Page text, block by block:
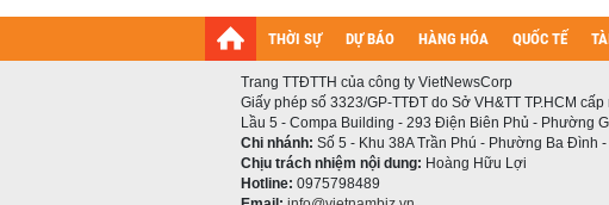
THỜI SỰ DỰ BÁO HÀNG HÓA QUỐC TẾ
Trang TTĐTTH của công ty VietNewsCorp
Giấy phép số 3323/GP-TTĐT do Sở VH&TT TP.HCM
Lầu 5 - Compa Building - 293 Điện Biên Phủ - Phường
Chi nhánh: Số 5 - Khu 38A Trần Phú - Phường Ba Đình -
Chịu trách nhiệm nội dung: Hoàng Hữu Lợi
Hotline: 0975798489